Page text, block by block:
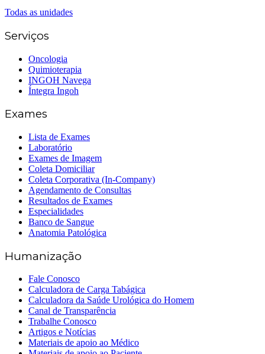
Todas as unidades
Serviços
Oncologia
Quimioterapia
INGOH Navega
Íntegra Ingoh
Exames
Lista de Exames
Laboratório
Exames de Imagem
Coleta Domiciliar
Coleta Corporativa (In-Company)
Agendamento de Consultas
Resultados de Exames
Especialidades
Banco de Sangue
Anatomia Patológica
Humanização
Fale Conosco
Calculadora de Carga Tabágica
Calculadora da Saúde Urológica do Homem
Canal de Transparência
Trabalhe Conosco
Artigos e Notícias
Materiais de apoio ao Médico